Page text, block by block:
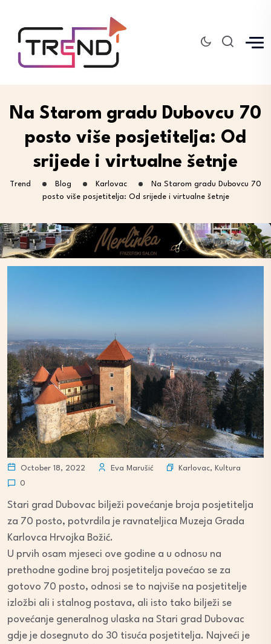
Na Starom gradu Dubovcu 70
posto više posjetitelja: Od
srijede i virtualne šetnje
Trend Blog Karlovac
Na Starom gradu Dubovcu 70
posto više posjetitelja: Od srijede i virtualne šetnje
October 18, 2022 Eva Marušić Karlovac, Kultura
0
Stari grad Dubovac bilježi povećanje broja posjetitelja
za 70 posto, potvrdila je ravnateljica Muzeja Grada
Karlovca Hrvojka Božić.
U prvih osam mjeseci ove godine a u odnosu na
prethodne godine broj posjetitelja povećao se za
gotovo 70 posto, odnosi se to najviše na posjetitelje
izložbi ali i stalnog postava, ali isto tako bilježi se
povećanje generalnog ulaska na Stari grad Dubovac
gdje je dosegnuto do 30 tisuća posjetitelja. Najveći je